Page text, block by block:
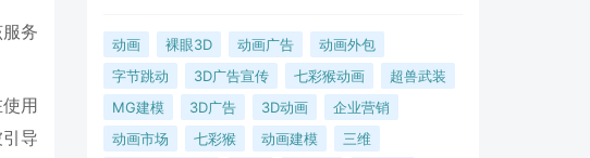
务
用
导
动画 裸眼3D 动画广告
动画外包
字节跳动
3D广告宣传 七彩猴动画
超兽武装
MG建模
3D广告 3D动画
企业营销
动画市场
七彩猴 动画建模
三维